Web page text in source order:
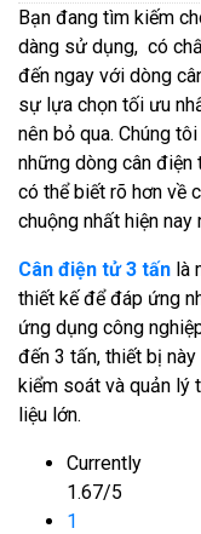
Bạn đang tìm kiếm
dàng sử dụng, có
đến ngay với dòng
sự lựa chọn tối ưu
nên bỏ qua. Chúng
những dòng cân
có thể biết rõ hơn về
chuộng nhất hiện nay
Cân điện tử 3 tấn là
thiết kế để đáp ứng
ứng dụng công
đến 3 tấn, thiết bị
kiểm soát và quản lý
liệu lớn.
Currently
1.67/5
1